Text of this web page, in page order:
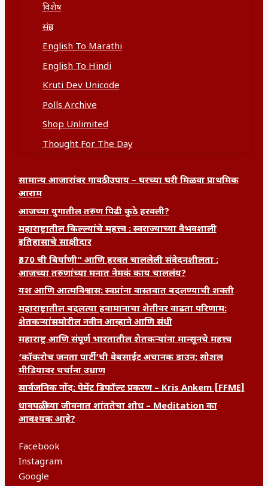
विशेष
संग्रह
English To Marathi
English To Hindi
Kruti Dev Unicode
Polls Archive
Shop Unlimited
Thought For The Day
सामान्य आजारांवर गावठी उपाय – घरच्या घरी मिळवा प्राथमिक
आराम
आजच्या युगातील तरुण पिढी कुठे हरवली?
महाराष्ट्रातील किल्ल्यांचे महत्त्व : स्वराज्याच्या वैभवशाली
इतिहासाचे साक्षीदार
₹370 ची बिर्याणी” आणि हरवत चाललेली संवेदनशीलता :
आजच्या तरुणांच्या मनात नेमकं काय चाललंय?
यश आणि आत्मविश्वास: स्वप्नांना वास्तवात बदलण्याची शक्ती
महाराष्ट्रातील बदलत्या हवामानाचा शेतीवर वाढता परिणाम:
शेतकऱ्यांसमोरील नवीन आव्हाने आणि संधी
महाराष्ट्र आणि संपूर्ण भारतातील शेतकऱ्यांना मान्सूनचे महत्त्व
‘कॉकरोच जनता पार्टी’ची वेबसाईट अचानक डाउन; सोशल
मीडियावर चर्चांना उधाण
सार्वजनिक नोंद: पेमेंट डिफॉल्ट प्रकरण – Kris Ankem [FFME]
धावपळीच्या जीवनात शांततेचा शोध – Meditation का
आवश्यक आहे?
Facebook
Instagram
Google